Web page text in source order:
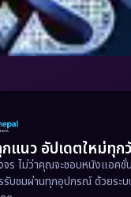
แนว อัปเดตใหม่ทุก
ร ไม่ว่าคุณจะชอบหนังแอค
ชมผ่านทุกอุปกรณ์ ด้วยร